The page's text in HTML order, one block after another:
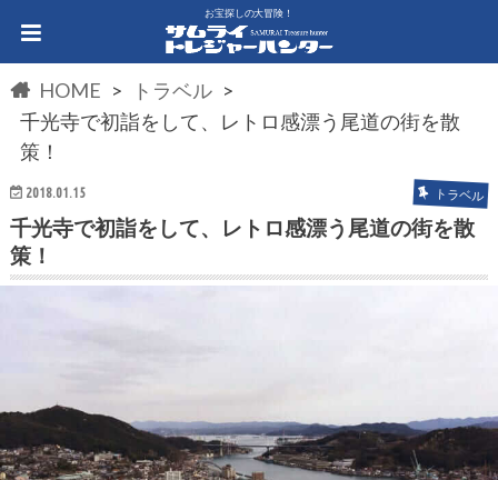
お宝探しの大冒険！
HOME
トラベル
千光寺で初詣をして、レトロ感漂う尾道の街を散
策！
2018.01.15 トラベル
千光寺で初詣をして、レトロ感漂う尾道の街を散
策！